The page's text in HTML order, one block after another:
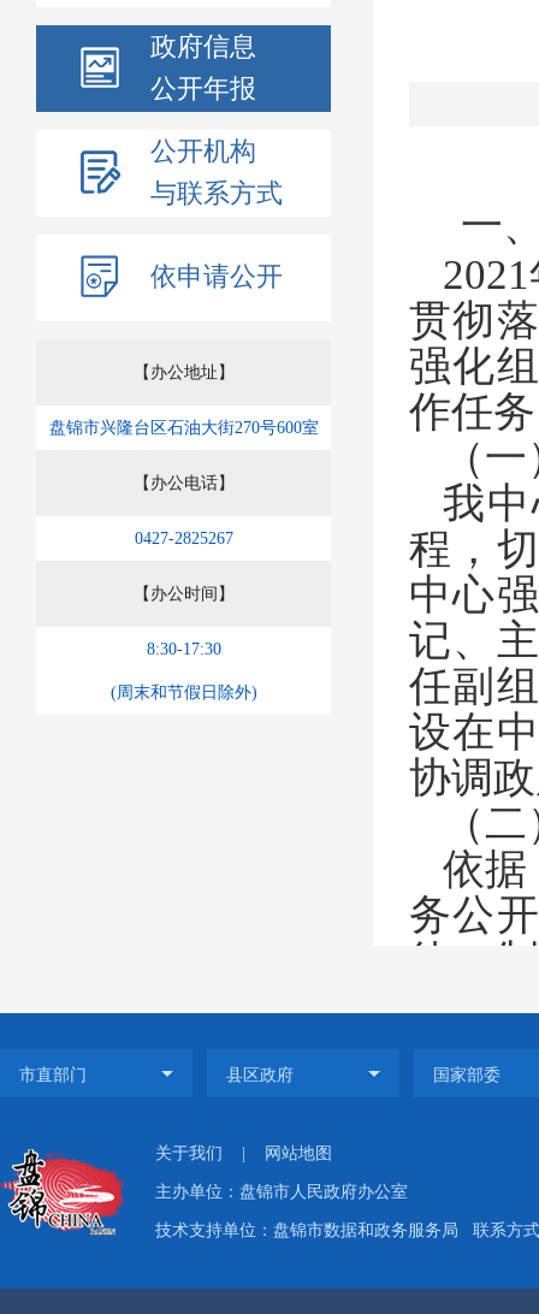
政府信息
公开年报
公开机构
与联系方式
依申请公开
【办公地址】
盘锦市兴隆台区石油大街270号600室
【办公电话】
0427-2825267
【办公时间】
8:30-17:30
(周末和节假日除外)
一
2021
贯彻
强化
作任
（
我
程，
中心
记、
任副
设在
协调
（
依据
务公
律，
办法
息，
式，
府网
关于我们 网站地图
主办单位：盘锦市人民政府办公室
技术支持单位：盘锦市数据和政务服务局 联系方